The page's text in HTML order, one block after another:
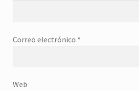
Correo electrónico *
Web